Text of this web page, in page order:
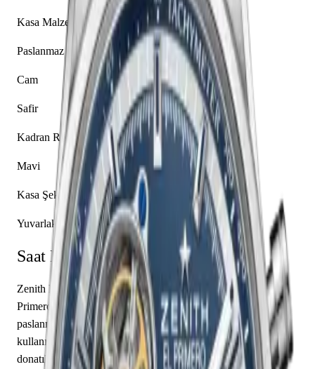
Kasa Malzemesi
Paslanmaz Çelik
Cam
Safir
Kadran Rengi
Mavi
Kasa Şekli
Yuvarlak
Saat Hakkında
Zenith El Primero 03.2040.4061/52.M2040, markanın El
Primero koleksiyonuna ait bir kol saati modelidir. Saatin
paslanmaz çelik kasası 42.00 mm çapa sahip olup safir cam
kullanılmıştır. Zenith caliber El Primero 4061 mekanizma ile
donatılmış olan bu saat, saat, dakika özelliklerine sahiptir.